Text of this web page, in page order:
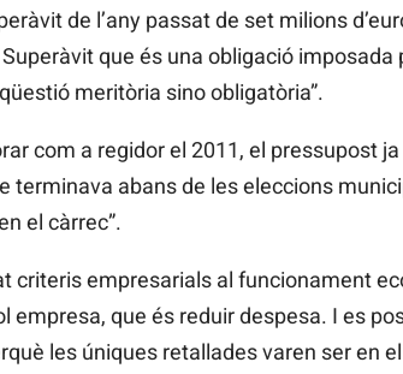
de l’any passat de set milions
que és una obligació imposada
meritòria sino obligatòria”.
com a regidor el 2011, el pressupost
terminava abans de les eleccions
el càrrec”.
criteris empresarials al funcionament
empresa, que és reduir despesa. I es
les úniques retallades varen ser en